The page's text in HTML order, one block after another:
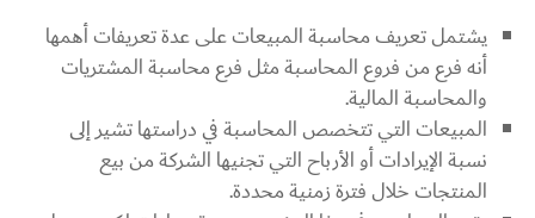
يشتمل تعريف محاسبة المبيعات على عدة تعريفات أهمها
أنه فرع من فروع المحاسبة مثل فرع محاسبة المشتريات
والمحاسبة المالية.
المبيعات التي تتخصص المحاسبة في دراستها تشير إلى
نسبة الإيرادات أو الأرباح التي تجنيها الشركة من بيع
المنتجات خلال فترة زمنية محددة.